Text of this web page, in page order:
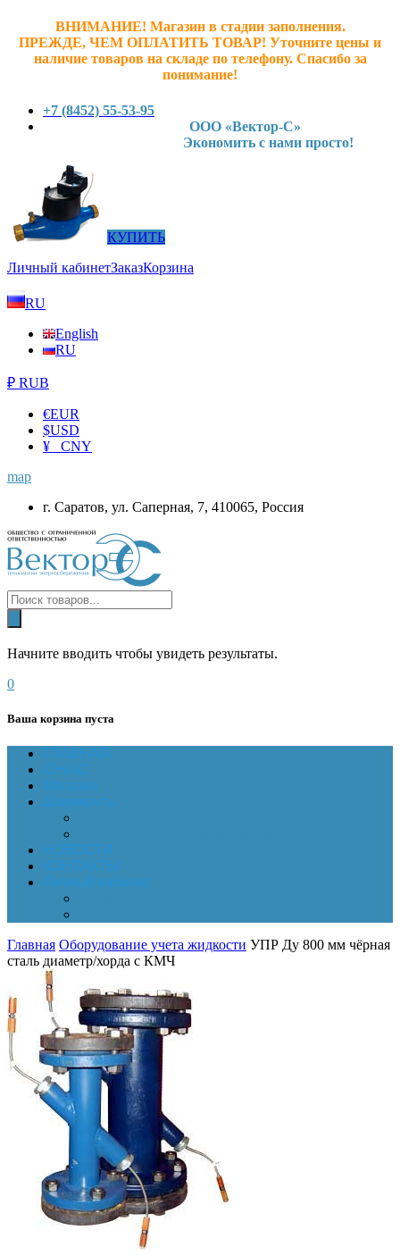
ВНИМАНИЕ! Магазин в стадии заполнения.
ПРЕЖДЕ, ЧЕМ ОПЛАТИТЬ ТОВАР! Уточните цены и
наличие товаров на складе по телефону. Спасибо за
понимание!
+7 (8452) 55-53-95
ООО «Вектор-С»
Экономить с нами просто!
КУПИТЬ
Личный кабинетЗаказКорзина
RU
English
RU
₽ RUB
€EUR
$USD
¥ CNY
map
г. Саратов, ул. Саперная, 7, 410065, Россия
Начните вводить чтобы увидеть результаты.
0
Ваша корзина пуста
ГЛАВНАЯ
О НАС
Магазин
Документы
НОВОСТИ
КОНТАКТЫ
Личный кабинет
Главная Оборудование учета жидкости УПР Ду 800 мм чёрная
сталь диаметр/хорда с КМЧ